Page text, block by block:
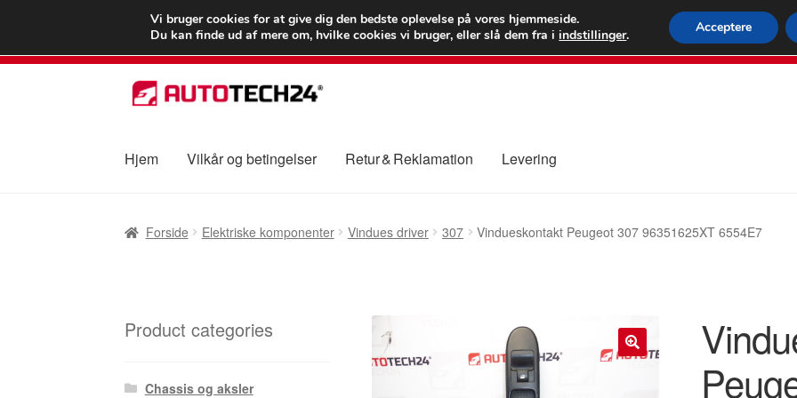
LEVERING fra 55 kr.
FEDEX
80 82
Spring
til
Spring
til
Hjem Vilkår og betingelser Retur & Reklamation Levering
Forside Elektriske komponenter Vindues driver 307 Vindueskontakt Peugeot 307 96351625XT 6554E7
Product categories
Chassis og aksler
Vi bruger cookies for at give dig den bedste oplevelse på vores hjemmeside.
Du kan finde ud af mere om, hvilke cookies vi bruger, eller slå dem fra iindstillinger. Acceptere